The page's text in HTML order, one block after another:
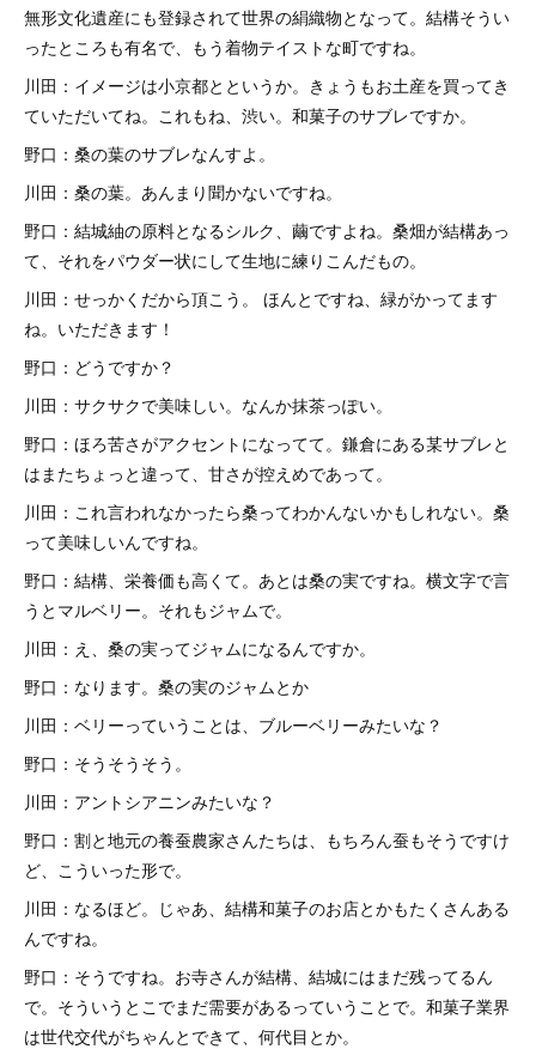
無形文化遺産にも登録されて世界の絹織物となって。結構そうい
ったところも有名で、もう着物テイストな町ですね。
川田：イメージは小京都とというか。きょうもお土産を買ってき
ていただいてね。これもね、渋い。和菓子のサブレですか。
野口：桑の葉のサブレなんすよ。
川田：桑の葉。あんまり聞かないですね。
野口：結城紬の原料となるシルク、繭ですよね。桑畑が結構あっ
て、それをパウダー状にして生地に練りこんだもの。
川田：せっかくだから頂こう。 ほんとですね、緑がかってます
ね。いただきます！
野口：どうですか？
川田：サクサクで美味しい。なんか抹茶っぽい。
野口：ほろ苦さがアクセントになってて。鎌倉にある某サブレと
はまたちょっと違って、甘さが控えめであって。
川田：これ言われなかったら桑ってわかんないかもしれない。桑
って美味しいんですね。
野口：結構、栄養価も高くて。あとは桑の実ですね。横文字で言
うとマルベリー。それもジャムで。
川田：え、桑の実ってジャムになるんですか。
野口：なります。桑の実のジャムとか
川田：ベリーっていうことは、ブルーベリーみたいな？
野口：そうそうそう。
川田：アントシアニンみたいな？
野口：割と地元の養蚕農家さんたちは、もちろん蚕もそうですけ
ど、こういった形で。
川田：なるほど。じゃあ、結構和菓子のお店とかもたくさんある
んですね。
野口：そうですね。お寺さんが結構、結城にはまだ残ってるん
で。そういうとこでまだ需要があるっていうことで。和菓子業界
は世代交代がちゃんとできて、何代目とか。